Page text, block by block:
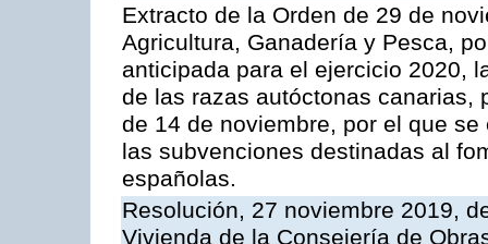
Extracto de la Orden de 29 de
Agricultura, Ganadería y Pesca,
anticipada para el ejercicio 2020,
de las razas autóctonas canarias,
de 14 de noviembre, por el que
las subvenciones destinadas al
españolas.
Resolución, 27 noviembre 2019,
Vivienda de la Consejería de